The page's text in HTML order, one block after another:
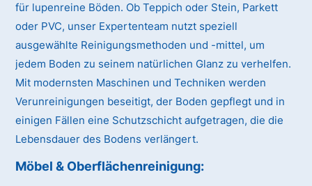
für lupenreine Böden. Ob Teppich oder Stein, Parkett
oder PVC, unser Expertenteam nutzt speziell
ausgewählte Reinigungsmethoden und -mittel, um
jedem Boden zu seinem natürlichen Glanz zu verhelfen.
Mit modernsten Maschinen und Techniken werden
Verunreinigungen beseitigt, der Boden gepflegt und in
einigen Fällen eine Schutzschicht aufgetragen, die die
Lebensdauer des Bodens verlängert.
Möbel & Oberflächenreinigung: